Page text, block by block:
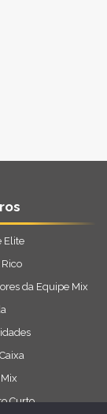
Elite
da Equipe Mix
Curto